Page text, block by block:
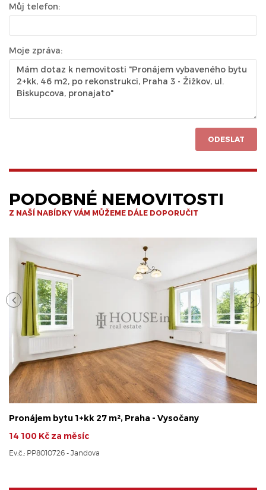
Můj telefon:
Moje zpráva:
ODESLAT
PODOBNÉ NEMOVITOSTI
Z NAŠÍ NABÍDKY VÁM MŮŽEME DÁLE DOPORUČIT
Pronájem bytu 1+kk 27 m², Praha - Vysočany
14 100 Kč za měsíc
Ev.č.: PP8010726 - Jandova